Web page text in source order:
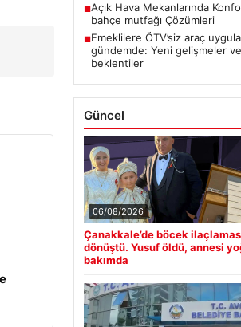
■Açık Hava Mekanlarında
bahçe mutfağı Çözümleri
■Emeklilere ÖTV’siz araç
gündemde: Yeni gelişmeler ve
beklentiler
Güncel
06/08/2026
Çanakkale’de böcek
dönüştü. Yusuf öldü, annesi
bakımda